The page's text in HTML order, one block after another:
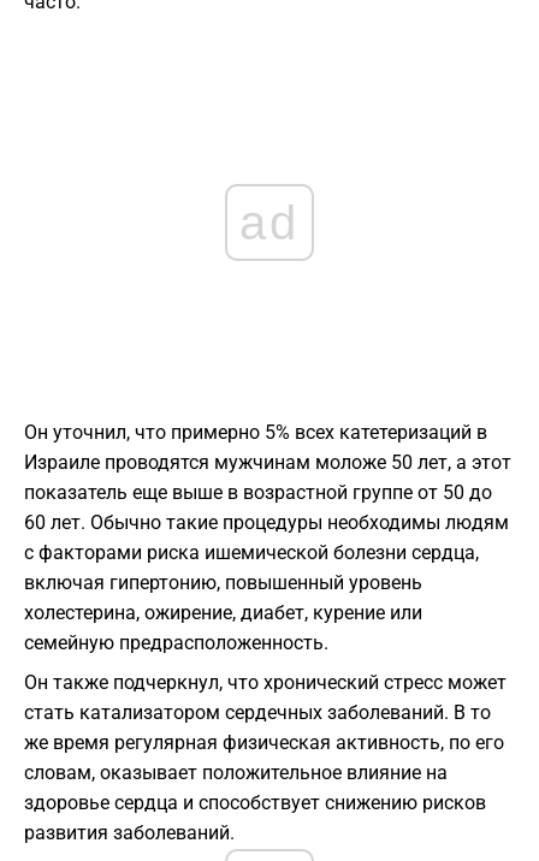
ad
Он уточнил, что примерно 5% всех катетеризаций в
Израиле проводятся мужчинам моложе 50 лет, а этот
показатель еще выше в возрастной группе от 50 до
60 лет. Обычно такие процедуры необходимы людям
с факторами риска ишемической болезни сердца,
включая гипертонию, повышенный уровень
холестерина, ожирение, диабет, курение или
семейную предрасположенность.
Он также подчеркнул, что хронический стресс может
стать катализатором сердечных заболеваний. В то
же время регулярная физическая активность, по его
словам, оказывает положительное влияние на
здоровье сердца и способствует снижению рисков
развития заболеваний.